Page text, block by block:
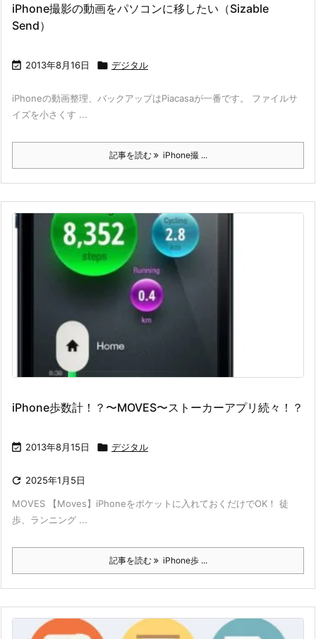
iPhone撮影の動画をパソコンに移したい（Sizable
Send）
 2013年8月16日  デジタル
iPhoneの動画整理、バックアップはPiacasaが一番です。 ファイルサ
イズを小さくす ...
記事を読む iPhone撮 ...
iPhone歩数計！？〜MOVES〜ストーカーアプリ続々！？
 2013年8月15日  デジタル
 2025年1月5日
MOVES 【Moves】iPhoneをポケットに入れておくだけでOK！ 徒
歩、ランニング ...
記事を読む iPhone歩 ...